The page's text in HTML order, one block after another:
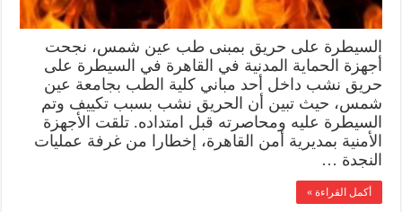
السيطرة على حريق بمبنى طب عين شمس، نجحت
أجهزة الحماية المدنية في القاهرة في السيطرة على
حريق نشب داخل أحد مباني كلية الطب بجامعة عين
شمس، حيث تبين أن الحريق نشب بسبب تكييف وتم
السيطرة عليه ومحاصرته قبل امتداده. تلقت الأجهزة
الأمنية بمديرية أمن القاهرة، إخطارا من غرفة عمليات
النجدة …
أكمل القراءة »